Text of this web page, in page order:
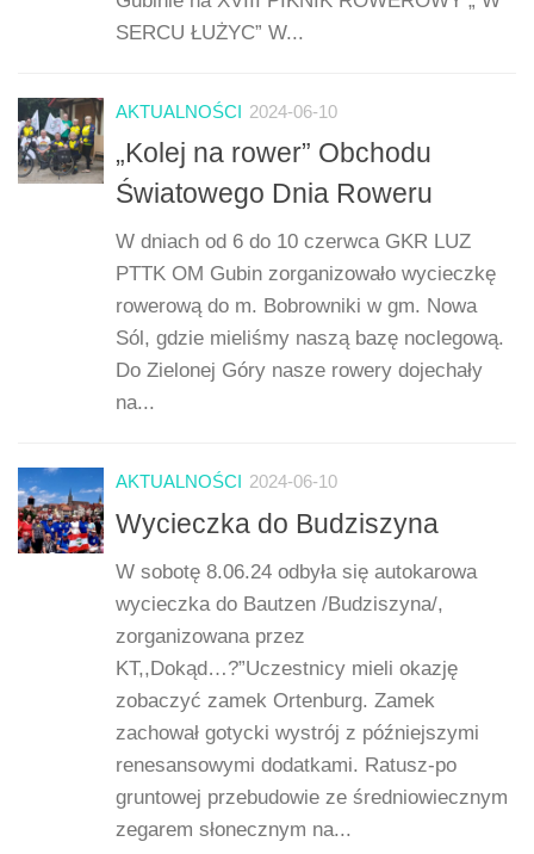
SERCU ŁUŻYC” W...
AKTUALNOŚCI 2024-06-10
„Kolej na rower” Obchodu
Światowego Dnia Roweru
W dniach od 6 do 10 czerwca GKR LUZ
PTTK OM Gubin zorganizowało wycieczkę
rowerową do m. Bobrowniki w gm. Nowa
Sól, gdzie mieliśmy naszą bazę noclegową.
Do Zielonej Góry nasze rowery dojechały
na...
AKTUALNOŚCI 2024-06-10
Wycieczka do Budziszyna
W sobotę 8.06.24 odbyła się autokarowa
wycieczka do Bautzen /Budziszyna/,
zorganizowana przez
KT,,Dokąd…?”Uczestnicy mieli okazję
zobaczyć zamek Ortenburg. Zamek
zachował gotycki wystrój z późniejszymi
renesansowymi dodatkami. Ratusz-po
gruntowej przebudowie ze średniowiecznym
zegarem słonecznym na...